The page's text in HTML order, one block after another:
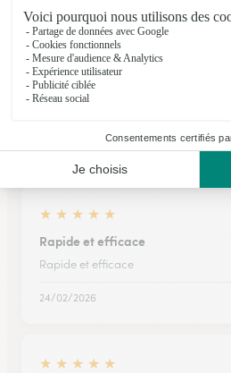
Voir la boutique
Merles
★ ★ ★ ★ ★
Rapide et efficace
Rapide et efficace
24/02/2026
★ ★ ★ ★ ★